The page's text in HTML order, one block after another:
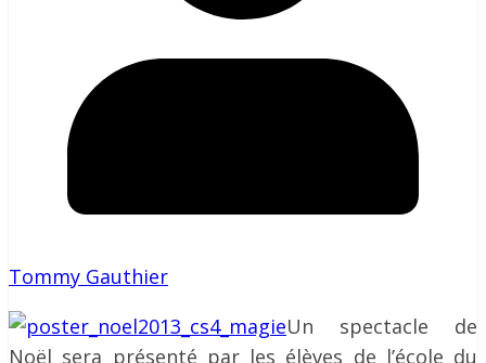
Tommy Gauthier
Un spectacle de
Noël sera présenté par les élèves de l’école du